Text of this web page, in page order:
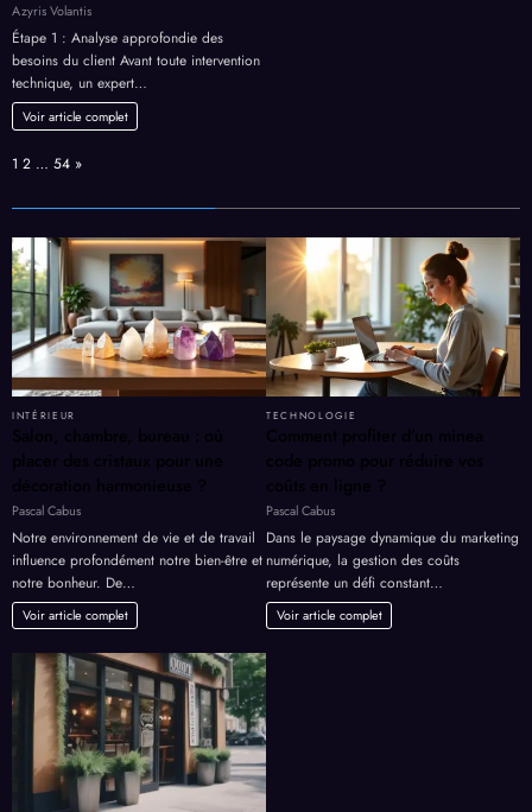
Azyris Volantis
Étape 1 : Analyse approfondie des
besoins du client Avant toute intervention
technique, un expert…
Voir article complet
Page:
1 2 … 54 Next
»
INTÉRIEUR
Salon, chambre, bureau : où
placer des cristaux pour une
décoration harmonieuse ?
Pascal Cabus
Notre environnement de vie et de travail
influence profondément notre bien-être et
notre bonheur. De…
Voir article complet
TECHNOLOGIE
Comment profiter d’un minea
code promo pour réduire vos
coûts en ligne ?
Pascal Cabus
Dans le paysage dynamique du marketing
numérique, la gestion des coûts
représente un défi constant…
Voir article complet